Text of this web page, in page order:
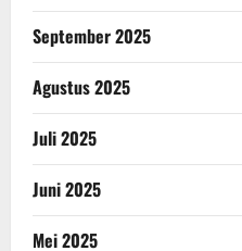
September 2025
Agustus 2025
Juli 2025
Juni 2025
Mei 2025